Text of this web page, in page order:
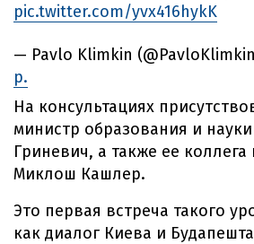
pic.twitter.com/yvx416hykK
— Pavlo Klimkin
р.
На консультациях
министр образования и
Гриневич, а также ее коллега
Миклош Кашлер.
Это первая встреча такого
как диалог Киева и